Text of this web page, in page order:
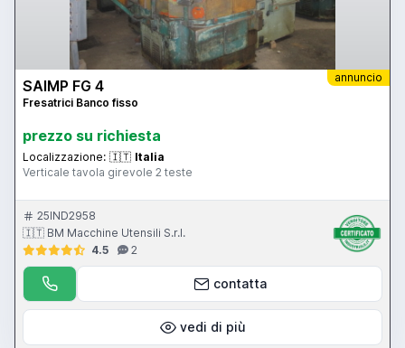
annuncio
SAIMP FG 4
Fresatrici Banco fisso
prezzo su richiesta
Localizzazione: 🇮🇹 Italia
Verticale tavola girevole 2 teste
25IND2958
🇮🇹 BM Macchine Utensili S.r.l.
4.5
2
contatta
vedi di più